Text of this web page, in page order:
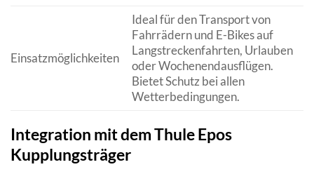
Einsatzmöglichkeiten
Ideal für den Transport von
Fahrrädern und E-Bikes auf
Langstreckenfahrten, Urlauben
oder Wochenendausflügen.
Bietet Schutz bei allen
Wetterbedingungen.
Integration mit dem Thule Epos
Kupplungsträger